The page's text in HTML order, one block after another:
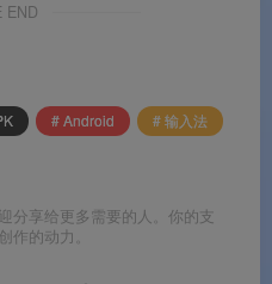
END
# Android
# 输入法
分享给更多需要的人。你的支
作的动力。